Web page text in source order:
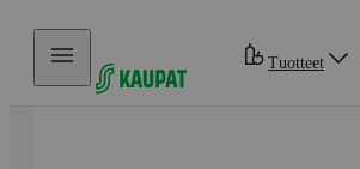
Hyppää sisältöön
Tuotteet